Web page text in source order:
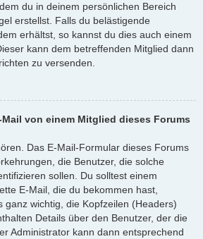
du in deinem persönlichen Bereich
erstellst. Falls du belästigende
erhältst, so kannst du dies auch einem
kann dem betreffenden Mitglied dann
zu versenden.
Mail von einem Mitglied dieses Forums
Das E-Mail-Formular dieses Forums
die Benutzer, die solche
sollen. Du solltest einem
E-Mail, die du bekommen hast,
ganz wichtig, die Kopfzeilen (Headers)
Details über den Benutzer, der die
Administrator kann dann entsprechend